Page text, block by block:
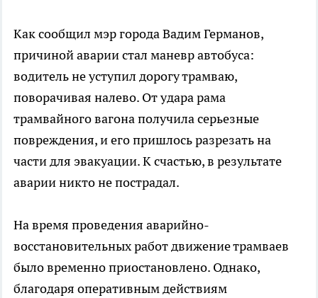
Как сообщил мэр города Вадим Германов,
причиной аварии стал маневр автобуса:
водитель не уступил дорогу трамваю,
поворачивая налево. От удара рама
трамвайного вагона получила серьезные
повреждения, и его пришлось разрезать на
части для эвакуации. К счастью, в результате
аварии никто не пострадал.
На время проведения аварийно-
восстановительных работ движение трамваев
было временно приостановлено. Однако,
благодаря оперативным действиям